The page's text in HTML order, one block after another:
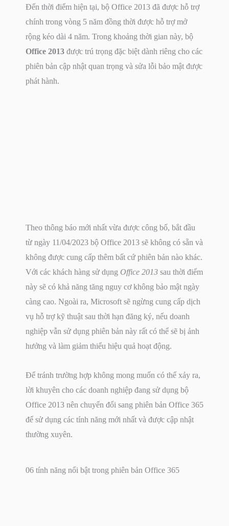
Đến thời điểm hiện tại, bộ Office 2013 đã được hỗ trợ
chính trong vòng 5 năm đồng thời được hỗ trợ mở
rộng kéo dài 4 năm. Trong khoảng thời gian này, bộ
Office 2013 được trú trọng đặc biệt dành riêng cho các
phiên bản cập nhật quan trọng và sửa lỗi bảo mật được
phát hành.
Theo thông báo mới nhất vừa được công bố, bắt đầu
từ ngày 11/04/2023 bộ Office 2013 sẽ không có sẵn và
không được cung cấp thêm bất cứ phiên bản nào khác.
Với các khách hàng sử dụng Office 2013 sau thời điểm
này sẽ có khả năng tăng nguy cơ không bảo mật ngày
càng cao. Ngoài ra, Microsoft sẽ ngừng cung cấp dịch
vụ hỗ trợ kỹ thuật sau thời hạn đăng ký, nếu doanh
nghiệp vẫn sử dụng phiên bản này rất có thể sẽ bị ảnh
hưởng và làm giảm thiểu hiệu quả hoạt động.
Để tránh trường hợp không mong muốn có thể xảy ra,
lời khuyên cho các doanh nghiệp đang sử dụng bộ
Office 2013 nên chuyển đổi sang phiên bản Office 365
để sử dụng các tính năng mới nhất và được cập nhật
thường xuyên.
06 tính năng nổi bật trong phiên bản Office 365